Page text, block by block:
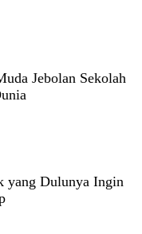
Jebolan Sekolah
yang Dulunya Ingin